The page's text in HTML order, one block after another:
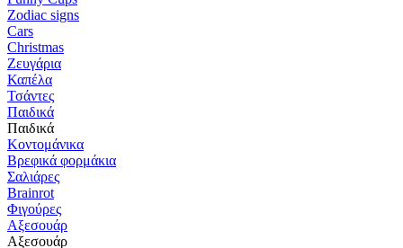
Zodiac signs
Cars
Christmas
Ζευγάρια
Καπέλα
Τσάντες
Παιδικά
Παιδικά
Κοντομάνικα
Βρεφικά φορμάκια
Σαλιάρες
Brainrot
Φιγούρες
Αξεσουάρ
Αξεσουάρ